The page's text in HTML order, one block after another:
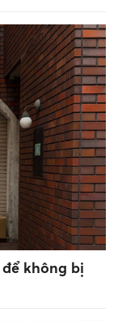
không bị